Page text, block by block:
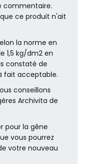
commentaire.
ce produit n'ait
la norme en
1,5 kg/dm2 en
constaté de
fait acceptable.
conseillons
Archivita de
pour la gêne
vous pourrez
votre nouveau